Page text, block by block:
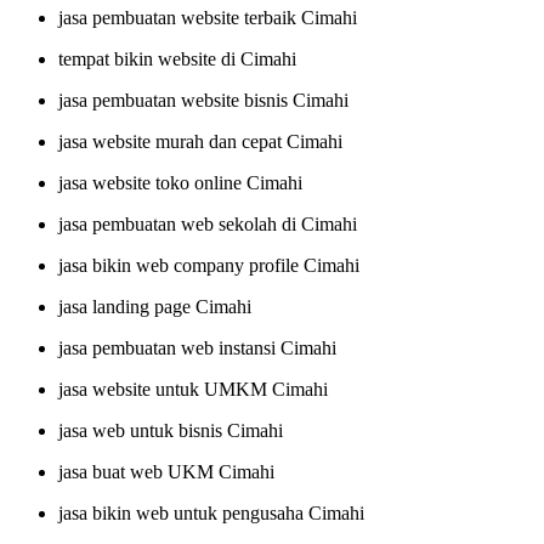
jasa pembuatan website terbaik Cimahi
tempat bikin website di Cimahi
jasa pembuatan website bisnis Cimahi
jasa website murah dan cepat Cimahi
jasa website toko online Cimahi
jasa pembuatan web sekolah di Cimahi
jasa bikin web company profile Cimahi
jasa landing page Cimahi
jasa pembuatan web instansi Cimahi
jasa website untuk UMKM Cimahi
jasa web untuk bisnis Cimahi
jasa buat web UKM Cimahi
jasa bikin web untuk pengusaha Cimahi